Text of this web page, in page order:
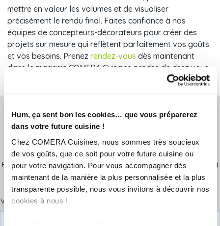
Hum, ça sent bon les cookies… que vous préparerez
dans votre future cuisine !
Chez COMERA Cuisines, nous sommes très soucieux
de vos goûts, que ce soit pour votre future cuisine ou
pour votre navigation. Pour vous accompagner dès
maintenant de la manière la plus personnalisée et la plus
transparente possible, nous vous invitons à découvrir nos
cookies à nous !
mettre en valeur les volumes et de visualiser
précisément le rendu final. Faites confiance à nos
équipes de concepteurs-décorateurs pour créer des
projets sur mesure qui reflètent parfaitement vos goûts
et vos besoins. Prenez rendez-vous dès maintenant
dans le magasin COMERA Cuisines proche de chez vous.
Prendre rendez-vous chez COMERA Doué-en-
Anjou
votre future cuisine !
Prenez rendez-vous en quelques minutes et vous serez recontacté(e)
par votre conseiller COMERA Cuisines dans les meilleurs délais.
Nous vous accueillerons en toute sécurité. A très vite !
et
nom
Votre prénom*